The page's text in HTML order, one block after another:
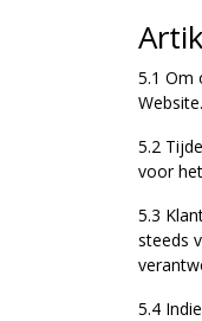
5.1 Om
Website.
5.2
voor
5.3
steeds
5.4